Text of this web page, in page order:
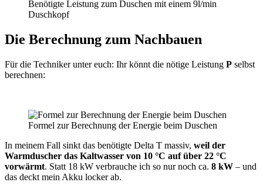
Benötigte Leistung zum Duschen mit einem 9l/min
Duschkopf
Die Berechnung zum Nachbauen
Für die Techniker unter euch: Ihr könnt die nötige Leistung P selbst
berechnen:
Formel zur Berechnung der Energie beim Duschen
In meinem Fall sinkt das benötigte Delta T massiv, weil der
Warmduscher das Kaltwasser von 10 °C auf über 22 °C
vorwärmt. Statt 18 kW verbrauche ich so nur noch ca. 8 kW – und
das deckt mein Akku locker ab.